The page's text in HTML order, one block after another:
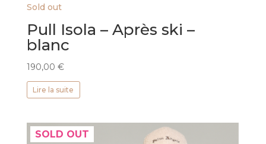
Sold out
Pull Isola – Après ski –
blanc
190,00 €
Lire la suite
SOLD OUT